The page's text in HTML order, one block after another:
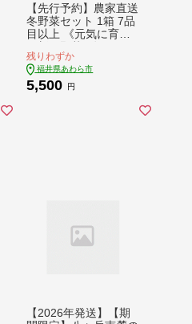
【先行予約】農家直送
冬野菜セット 1箱 7品
目以上 《元気に育っ
6年12月上旬以降発送
[aw028-a011]
残りわずか
福井県あわら市
5,500 円
【2026年発送】【期